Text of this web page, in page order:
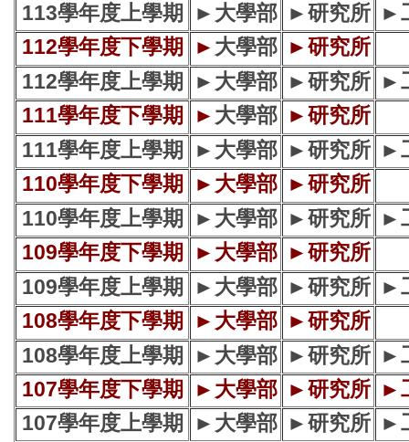
113學年度上學期
► 大學部 ► 研究所 ►
112學年度下學期
► 大學部 ► 研究所
112學年度上學期
► 大學部 ► 研究所 ►
111學年度下學期
► 大學部 ► 研究所
111學年度上學期
► 大學部 ► 研究所 ►
110學年度下學期
► 大學部 ► 研究所
110學年度上學期
► 大學部 ► 研究所 ►
109學年度下學期
► 大學部 ► 研究所
109學年度上學期
► 大學部 ► 研究所 ►
108學年度下學期
► 大學部 ► 研究所
108學年度上學期
► 大學部 ► 研究所 ►
107學年度下學期
► 大學部 ► 研究所 ►
107學年度上學期
► 大學部 ► 研究所 ►